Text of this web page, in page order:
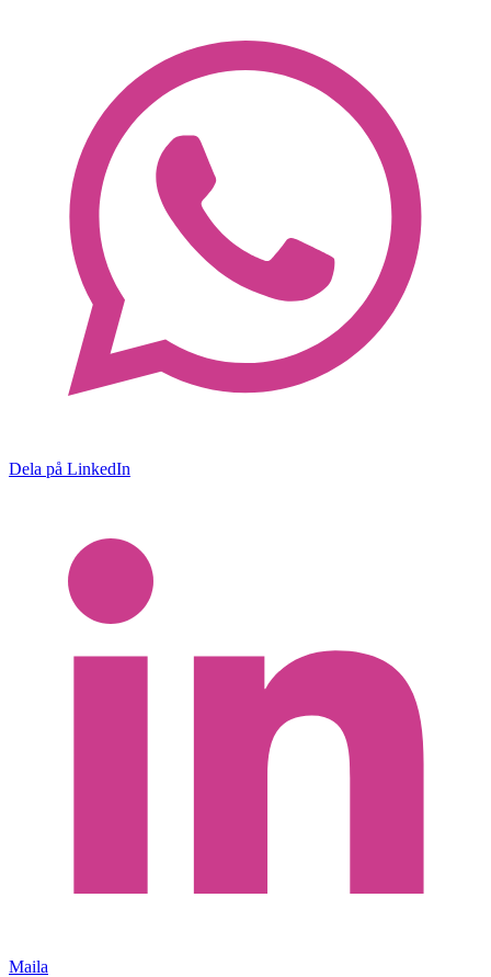
Dela på LinkedIn
Maila